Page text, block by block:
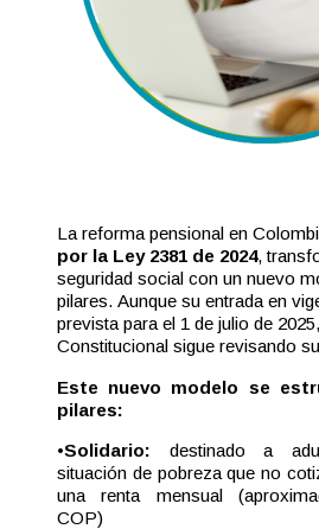
La reforma pensional en
por la Ley 2381 de 2024,
seguridad social con un nuevo
pilares. Aunque su entrada en
prevista para el 1 de julio de
Constitucional sigue revisando
Este nuevo modelo se
pilares:
•Solidario: destinado a
situación de pobreza que no
una renta mensual
COP)